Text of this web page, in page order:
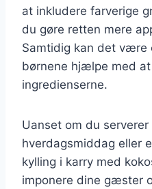
at inkludere farverige
du gøre retten mere
Samtidig kan det være
børnene hjælpe med
ingredienserne.
Uanset om du
hverdagsmiddag eller
kylling i karry med
imponere dine gæster